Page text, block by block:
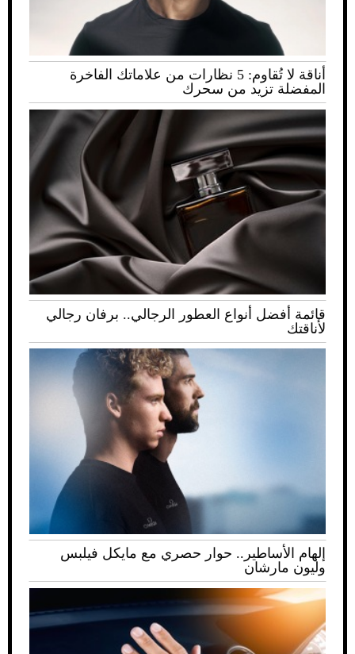
أناقة لا تُقاوم: 5 نظارات من علاماتك الفاخرة
المفضلة تزيد من سحرك
قائمة أفضل أنواع العطور الرجالي.. برفان رجالي
لأناقتك
إلهام الأساطير.. حوار حصري مع مايكل فيلبس
وليون مارشان